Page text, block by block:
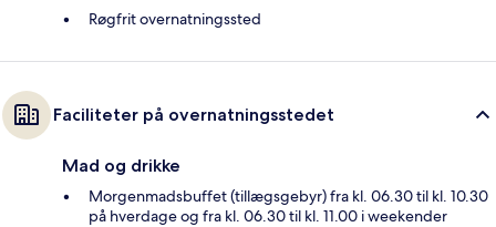
Røgfrit overnatningssted
Faciliteter på overnatningsstedet
Mad og drikke
Morgenmadsbuffet (tillægsgebyr) fra kl. 06.30 til kl. 10.30
på hverdage og fra kl. 06.30 til kl. 11.00 i weekender